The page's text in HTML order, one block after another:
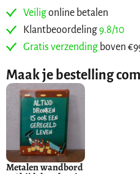
Veiligonline betalen
Klantbeoordeling9.8/10
Gratis verzendingboven
Maak je bestelling
Metalen wandbord